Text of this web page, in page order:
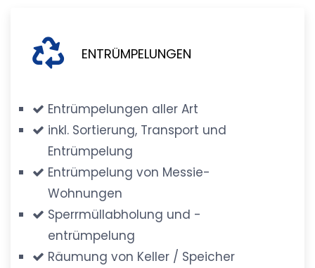
ENTRÜMPELUNGEN
Entrümpelungen aller Art
inkl. Sortierung, Transport und
Entrümpelung
Entrümpelung von Messie-
Wohnungen
Sperrmüllabholung und -
entrümpelung
Räumung von Keller / Speicher